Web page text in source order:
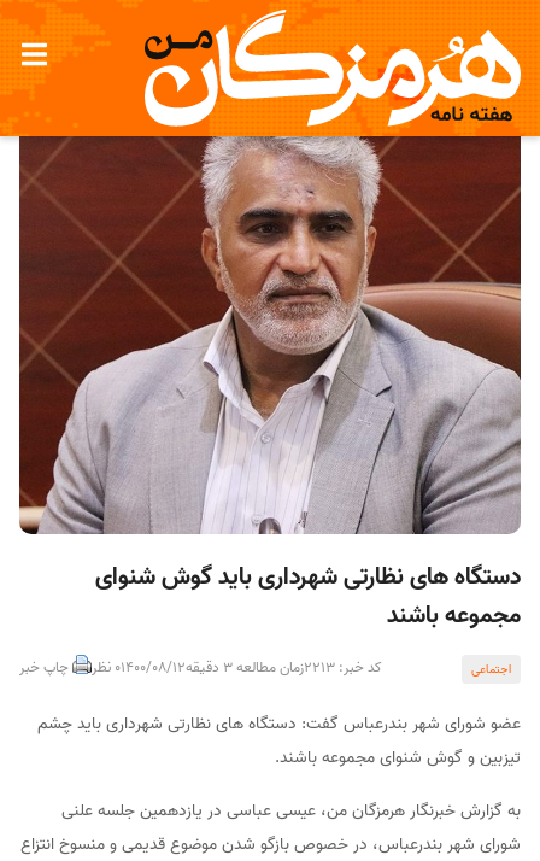
دستگاه های نظارتی شهرداری باید گوش شنوای
مجموعه باشند
اجتماعی کد خبر: 2213 زمان مطالعه 3 دقیقه 1400/08/120 نظر چاپ خبر
عضو شورای شهر بندرعباس گفت: دستگاه های نظارتی شهرداری باید چشم
تیزبین و گوش شنوای مجموعه باشند.
به گزارش خبرنگار هرمزگان من، عیسی عباسی در یازدهمین جلسه علنی
شورای شهر بندرعباس، در خصوص بازگو شدن موضوع قدیمی و منسوخ انتزاع